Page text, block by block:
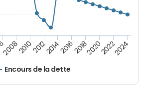
Encours de la dette
200820102012201420162018202020222024